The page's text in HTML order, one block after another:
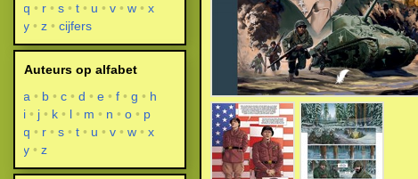
q
r s t u v w
x
y
z cijfers
Auteurs op alfabet
a
b c d e f g
h
i
j k l m n o
p
q
r s t u v w
x
y
z